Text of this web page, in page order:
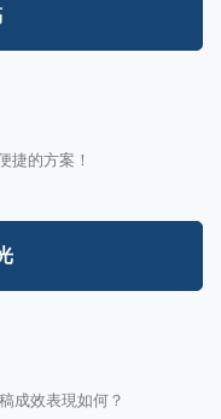
捷的方案！
成效表現如何？